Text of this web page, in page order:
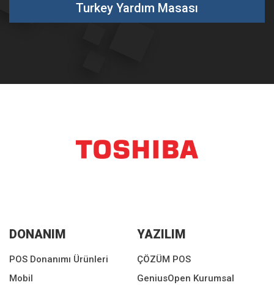
Turkey Yardım Masası
DONANIM
POS Donanımı Ürünleri
Mobil
YAZILIM
ÇÖZÜM POS
GeniusOpen Kurumsal